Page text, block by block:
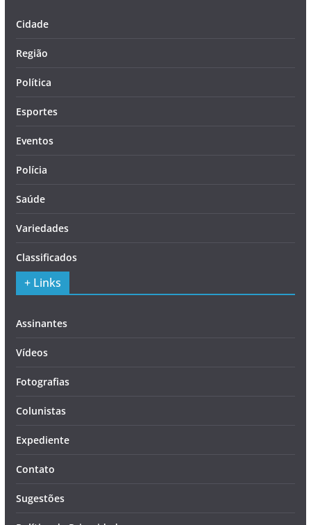
Cidade
Região
Política
Esportes
Eventos
Polícia
Saúde
Variedades
Classificados
+ Links
Assinantes
Vídeos
Fotografias
Colunistas
Expediente
Contato
Sugestões